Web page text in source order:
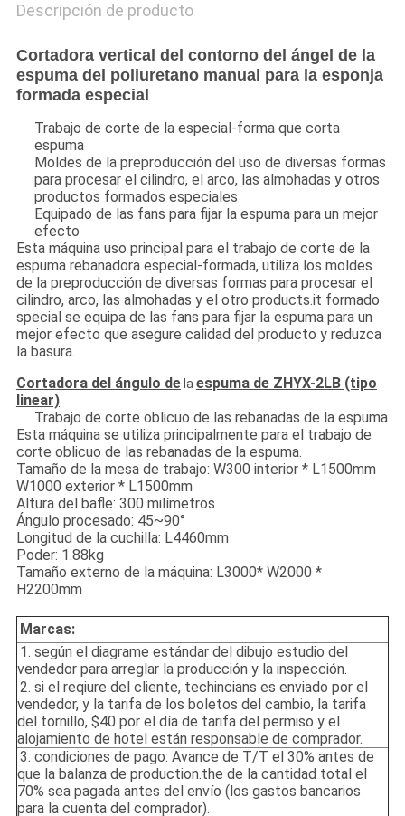
Descripción de producto
Cortadora vertical del contorno del ángel de la
espuma del poliuretano manual para la esponja
formada especial
Trabajo de corte de la especial-forma que corta
espuma
Moldes de la preproducción del uso de diversas formas
para procesar el cilindro, el arco, las almohadas y otros
productos formados especiales
Equipado de las fans para fijar la espuma para un mejor
efecto
Esta máquina uso principal para el trabajo de corte de la
espuma rebanadora especial-formada, utiliza los moldes
de la preproducción de diversas formas para procesar el
cilindro, arco, las almohadas y el otro products.it formado
special se equipa de las fans para fijar la espuma para un
mejor efecto que asegure calidad del producto y reduzca
la basura.
Cortadora del ángulo delaespuma de ZHYX-2LB (tipo
linear)
Trabajo de corte oblicuo de las rebanadas de la espuma
Esta máquina se utiliza principalmente para el trabajo de
corte oblicuo de las rebanadas de la espuma.
Tamaño de la mesa de trabajo: W300 interior * L1500mm
W1000 exterior * L1500mm
Altura del bafle: 300 milímetros
Ángulo procesado: 45~90°
Longitud de la cuchilla: L4460mm
Poder: 1.88kg
Tamaño externo de la máquina: L3000* W2000 *
H2200mm
Marcas:
1. según el diagrame estándar del dibujo estudio del
vendedor para arreglar la producción y la inspección.
2. si el reqiure del cliente, techincians es enviado por el
vendedor, y la tarifa de los boletos del cambio, la tarifa
del tornillo, $40 por el día de tarifa del permiso y el
alojamiento de hotel están responsable de comprador.
3. condiciones de pago: Avance de T/T el 30% antes de
que la balanza de production.the de la cantidad total el
70% sea pagada antes del envío (los gastos bancarios
para la cuenta del comprador).